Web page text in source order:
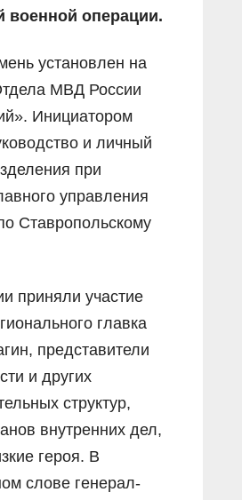
военной операции.
установлен на
МВД России
Инициатором
и личный
при
управления
Ставропольскому
приняли участие
главка
представители
и других
структур,
внутренних дел,
героя. В
слове генерал-